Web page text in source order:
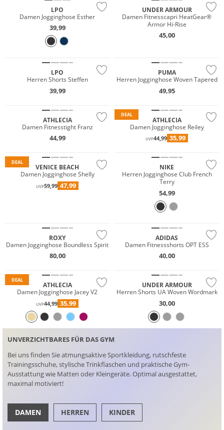
LPO
Damen Jogginghose Esther
39,99
UNDER ARMOUR
Damen Fitnesscapri HeatGear®
Armor Hi-Rise
45,00
LPO
Herren Shorts Steffen
39,99
PUMA
Herren Jogginghose Woven Tapered
49,95
ATHLECIA
Damen Fitnesstight Franz
44,99
DEAL
ATHLECIA
Damen Jogginghose Reiley
UVP44,99 35,99
DEAL
VENICE BEACH
Damen Jogginghose Shelly
UVP59,99 47,99
NIKE
Herren Jogginghose Club French
Terry
54,99
ROXY
Damen Jogginghose Boundless Spirit
80,00
ADIDAS
Damen Fitnessshorts OPT ESS
40,00
DEAL
ATHLECIA
Damen Jogginghose Jacey V2
UVP44,99 35,99
Must have
UNDER ARMOUR
Herren Shorts UA Woven Wordmark
30,00
UNVERZICHTBARES FÜR DAS GYM
Bei uns finden Sie atmungsaktive Sportkleidung, rutschfeste
Trainingsschuhe, stylische Trinkflaschen und praktische Gym-
Ausstattung wie Matten oder Kleingeräte. Optimal ausgestattet,
maximal motiviert!
DAMEN HERREN KINDER
Must have